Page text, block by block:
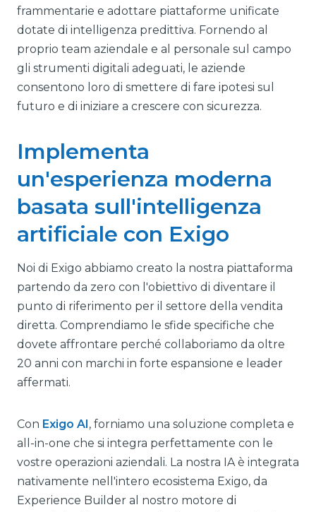
frammentarie e adottare piattaforme unificate
dotate di intelligenza predittiva. Fornendo al
proprio team aziendale e al personale sul campo
gli strumenti digitali adeguati, le aziende
consentono loro di smettere di fare ipotesi sul
futuro e di iniziare a crescere con sicurezza.
Implementa
un'esperienza moderna
basata sull'intelligenza
artificiale con Exigo
Noi di Exigo abbiamo creato la nostra piattaforma
partendo da zero con l'obiettivo di diventare il
punto di riferimento per il settore della vendita
diretta. Comprendiamo le sfide specifiche che
dovete affrontare perché collaboriamo da oltre
20 anni con marchi in forte espansione e leader
affermati.
Con Exigo AI, forniamo una soluzione completa e
all-in-one che si integra perfettamente con le
vostre operazioni aziendali. La nostra IA è integrata
nativamente nell'intero ecosistema Exigo, da
Experience Builder al nostro motore di